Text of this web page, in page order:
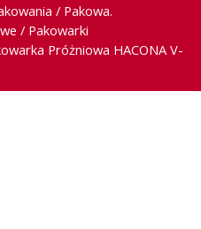
/ Pakowa.
/ Pakowarki
Próżniowa HACONA V-